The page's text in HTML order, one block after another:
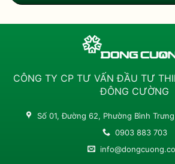
CÔNG TY CP TƯ VẤN ĐẦU TƯ
ĐÔNG CƯỜNG
Số 01, Đường 62, Phường Bình
0903 883 703